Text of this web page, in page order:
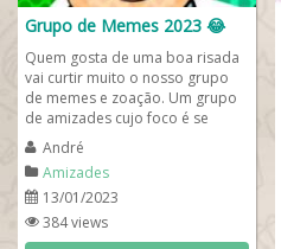
Grupo de Memes 2023 😂
Quem gosta de uma boa risada
vai curtir muito o nosso grupo
de memes e zoação. Um grupo
de amizades cujo foco é se
divertir com o colegas de
diversos lugares...
André
Amizades
13/01/2023
384 views